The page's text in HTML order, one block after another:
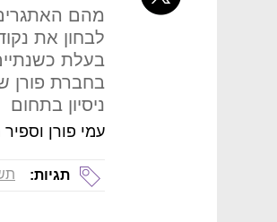
מהם האתגרים
לבחון את
בעלת
ניסיון בתחום
עמי פורן וספיר
תגיות: